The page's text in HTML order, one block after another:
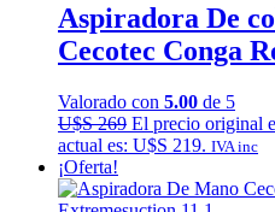
Aspiradora De
Cecotec Conga
Valorado con 5.00 de 5
U$S269 El precio original
actual es: U$S 219. IVA inc
¡Oferta!